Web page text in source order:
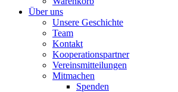
Über uns
Unsere Geschichte
Team
Kontakt
Kooperationspartner
Vereinsmitteilungen
Mitmachen
Spenden